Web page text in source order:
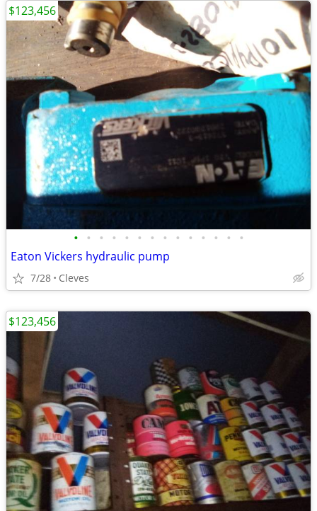
• • • • • • • • • • • • • •
Eaton Vickers hydraulic pump
7/28 Cleves
$123,456
$123,456